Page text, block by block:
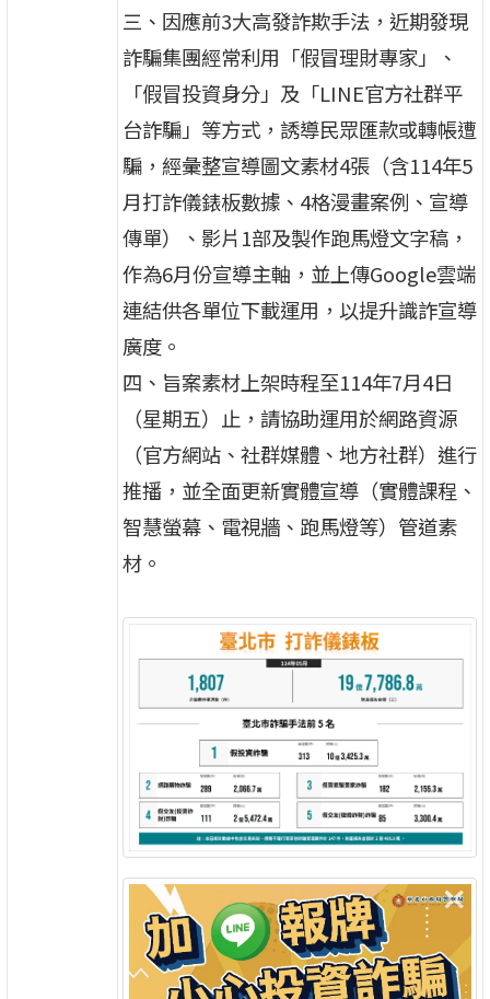
三、因應前3大高發詐欺手法，近期發現
詐騙集團經常利用「假冒理財專家」、
「假冒投資身分」及「LINE官方社群平
台詐騙」等方式，誘導民眾匯款或轉帳遭
騙，經彙整宣導圖文素材4張（含114年5
月打詐儀錶板數據、4格漫畫案例、宣導
傳單）、影片1部及製作跑馬燈文字稿，
作為6月份宣導主軸，並上傳Google雲端
連結供各單位下載運用，以提升識詐宣導
廣度。
四、旨案素材上架時程至114年7月4日
（星期五）止，請協助運用於網路資源
（官方網站、社群媒體、地方社群）進行
推播，並全面更新實體宣導（實體課程、
智慧螢幕、電視牆、跑馬燈等）管道素
材。